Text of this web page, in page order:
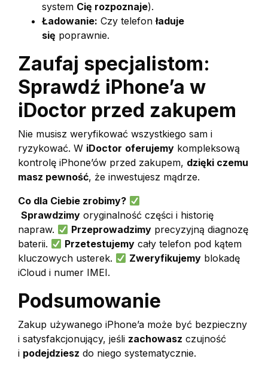
system Cię rozpoznaje).
Ładowanie: Czy telefonładuje
się poprawnie.
Zaufaj specjalistom:
Sprawdź iPhone’a w
iDoctor przed zakupem
Nie musisz weryfikować wszystkiego sam i
ryzykować. W iDoctor oferujemy kompleksową
kontrolę iPhone’ów przed zakupem, dzięki czemu
masz pewność, że inwestujesz mądrze.
Co dla Ciebie zrobimy?
Sprawdzimy oryginalność części i historię
napraw.
Przeprowadzimy precyzyjną diagnozę
baterii.
Przetestujemy cały telefon pod kątem
kluczowych usterek.
Zweryfikujemy blokadę
iCloud i numer IMEI.
Podsumowanie
Zakup używanego iPhone’a może być bezpieczny
i satysfakcjonujący, jeśli zachowasz czujność
i podejdziesz do niego systematycznie.